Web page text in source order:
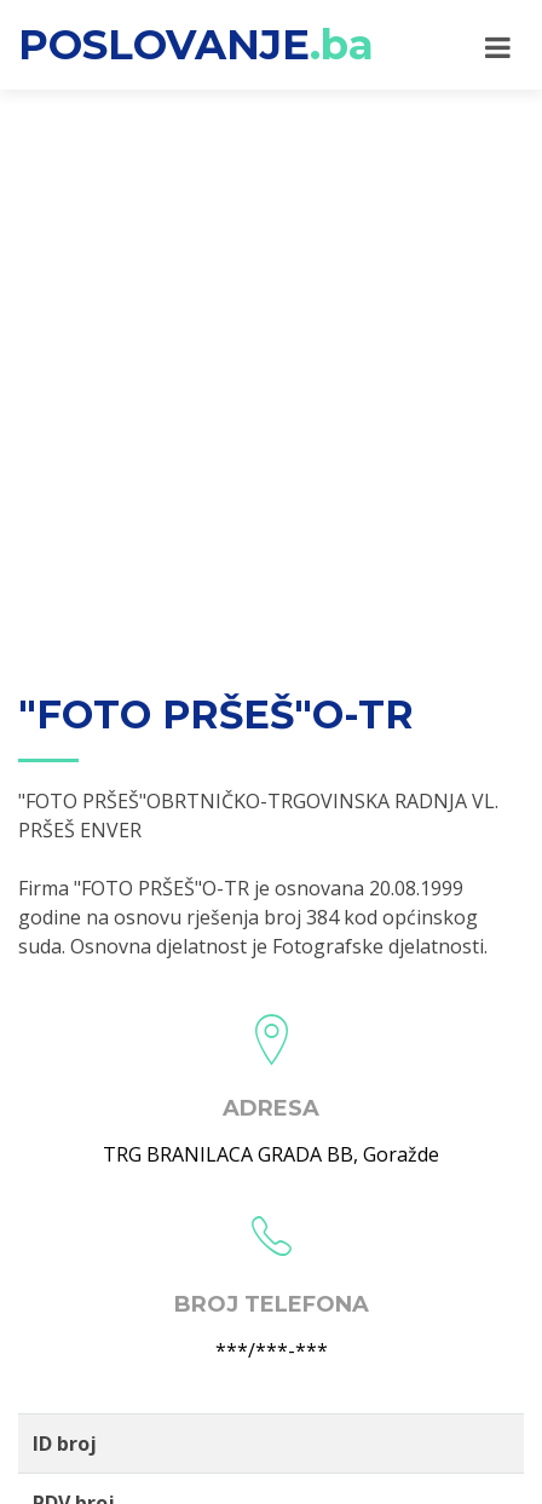
POSLOVANJE.ba
"FOTO PRŠEŠ"O-TR
"FOTO PRŠEŠ"OBRTNIČKO-TRGOVINSKA RADNJA VL.
PRŠEŠ ENVER
Firma "FOTO PRŠEŠ"O-TR je osnovana 20.08.1999
godine na osnovu rješenja broj 384 kod općinskog
suda. Osnovna djelatnost je Fotografske djelatnosti.
ADRESA
TRG BRANILACA GRADA BB, Goražde
BROJ TELEFONA
***/***-***
ID broj